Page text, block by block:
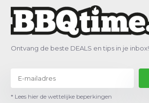
Ontvang de beste DEALS en tips in je inbox!
* Lees hier de wettelijke beperkingen